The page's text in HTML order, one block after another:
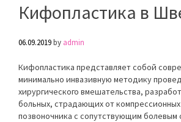
Кифопластика в
06.09.2019by admin
Кифопластика представляет собой
минимально инвазивную методику
хирургического вмешательства,
больных, страдающих от
позвоночника с сопутствующим болевым